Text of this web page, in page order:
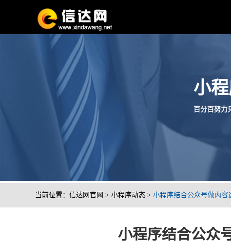
小
百分百努力
当前位置： 信达网官网 > 小程序动态 > 小程序结合公众号做内容
小程序结合公众